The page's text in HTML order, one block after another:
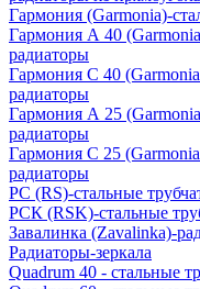
Гармония (Garmonia)-
Гармония А 40
радиаторы
Гармония С 40
радиаторы
Гармония А 25
радиаторы
Гармония С 25
радиаторы
РС (RS)-стальные
РСК (RSK)-стальные
Завалинка (Zavalinka)-
Радиаторы-зеркала
Quadrum 40 - стальные